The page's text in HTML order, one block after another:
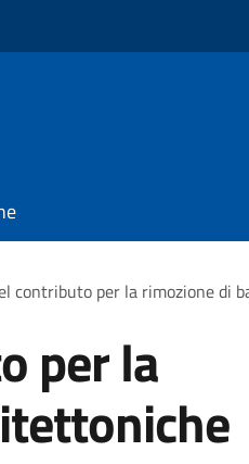
contributo per la rimozione di
per la